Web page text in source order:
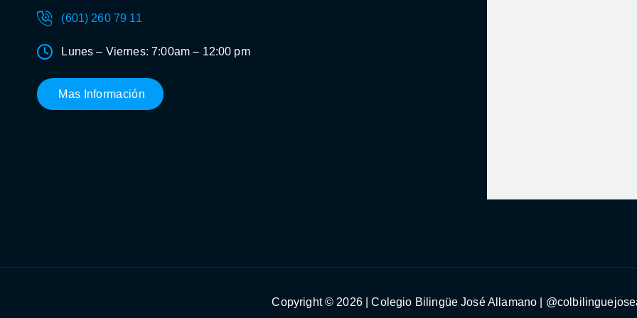
(601) 260 79 11
Lunes – Viernes: 7:00am – 12:00 pm
Mas Información
Copyright © 2026 | Colegio Bilingüe José Allamano |